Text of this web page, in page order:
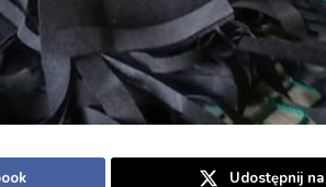
Udostępnij